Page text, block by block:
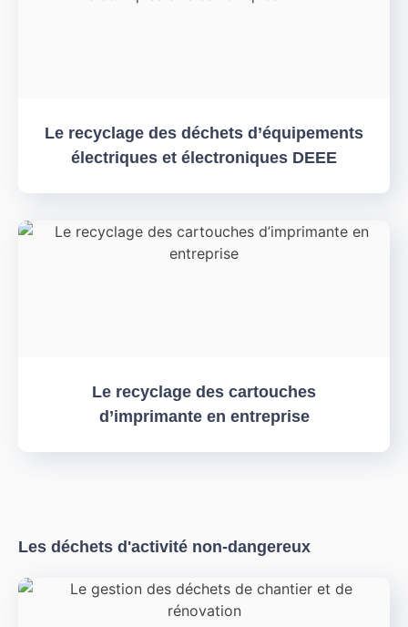
Le recyclage des déchets d’équipements
électriques et électroniques DEEE
Le recyclage des cartouches
d’imprimante en entreprise
Les déchets d'activité non-dangereux